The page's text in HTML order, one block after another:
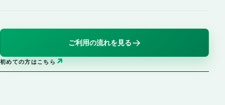
ご利用の流れを見る→
初めての方はこちら ↗